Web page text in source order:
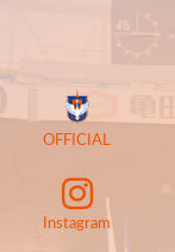
OFFICIAL
Instagram